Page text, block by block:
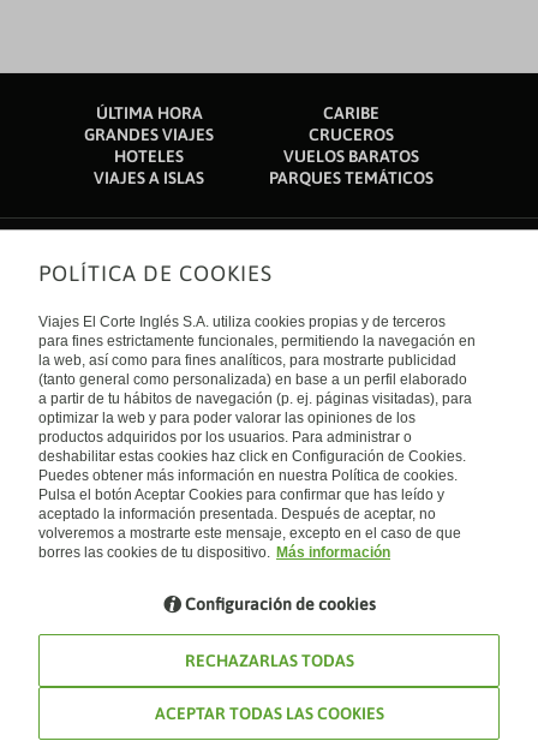
ÚLTIMA HORA
CARIBE
GRANDES VIAJES
CRUCEROS
HOTELES
VUELOS BARATOS
VIAJES A ISLAS
PARQUES TEMÁTICOS
Sobre nosotros
Quiénes somos
Financiación
Sostenibilidad
Turismo accesible
Tarjeta El Corte Inglés
Trabaja con nosotros
El Corte Inglés
Canal Ético
Enlaces de interés
Guías de viaje
Catálogos
Auto check-in
Condiciones Generales
Política de privacidad
Política de cookies
Accesibilidad
Empresas/ Grupos
Internacional
España
Visita nuestro blog
Blog de Viajes el Corte inglés
POLÍTICA DE COOKIES
Viajes El Corte Inglés S.A. utiliza cookies propias y de terceros
para fines estrictamente funcionales, permitiendo la navegación en
la web, así como para fines analíticos, para mostrarte publicidad
(tanto general como personalizada) en base a un perfil elaborado
a partir de tu hábitos de navegación (p. ej. páginas visitadas), para
optimizar la web y para poder valorar las opiniones de los
productos adquiridos por los usuarios. Para administrar o
deshabilitar estas cookies haz click en Configuración de Cookies.
Puedes obtener más información en nuestra Política de cookies.
Pulsa el botón Aceptar Cookies para confirmar que has leído y
aceptado la información presentada. Después de aceptar, no
volveremos a mostrarte este mensaje, excepto en el caso de que
borres las cookies de tu dispositivo. Más información
Configuración de cookies
RECHAZARLAS TODAS
ACEPTAR TODAS LAS COOKIES